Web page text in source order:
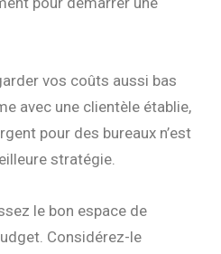
vos coûts aussi bas
avec une clientèle établie,
pour des bureaux n’est
stratégie.
le bon espace de
Considérez-le